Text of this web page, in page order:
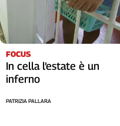
FOCUS
In cella l’estate è un
inferno
PATRIZIA PALLARA